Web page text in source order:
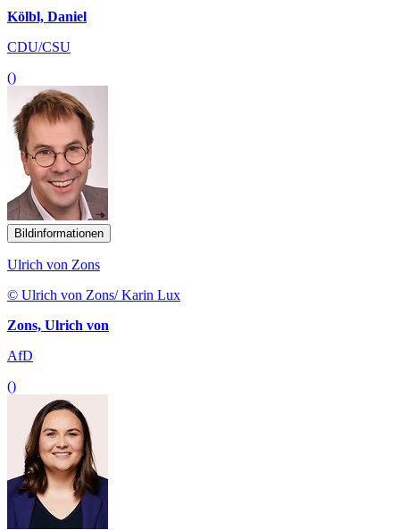
Kölbl, Daniel
CDU/CSU
()
Bildinformationen
Ulrich von Zons
© Ulrich von Zons/ Karin Lux
Zons, Ulrich von
AfD
()